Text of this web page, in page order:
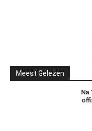
Meest Gelezen
Na